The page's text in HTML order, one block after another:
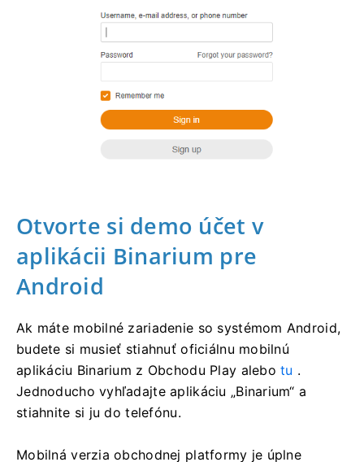
Otvorte si demo účet v
aplikácii Binarium pre
Android
Ak máte mobilné zariadenie so systémom Android,
budete si musieť stiahnuť oficiálnu mobilnú
aplikáciu Binarium z Obchodu Play alebotu .
Jednoducho vyhľadajte aplikáciu „Binarium“ a
stiahnite si ju do telefónu.
Mobilná verzia obchodnej platformy je úplne